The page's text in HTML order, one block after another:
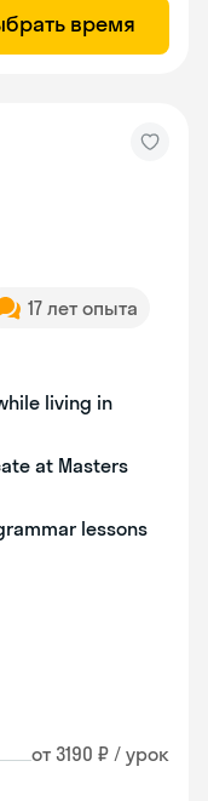
время
17 лет опыта
living in
at Masters
lessons
от 3190 ₽ / урок